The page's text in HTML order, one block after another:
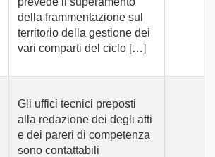
della frammentazione sul
territorio della gestione dei
vari comparti del ciclo […]
Gli uffici tecnici preposti
alla redazione dei degli atti
e dei pareri di competenza
sono contattabili